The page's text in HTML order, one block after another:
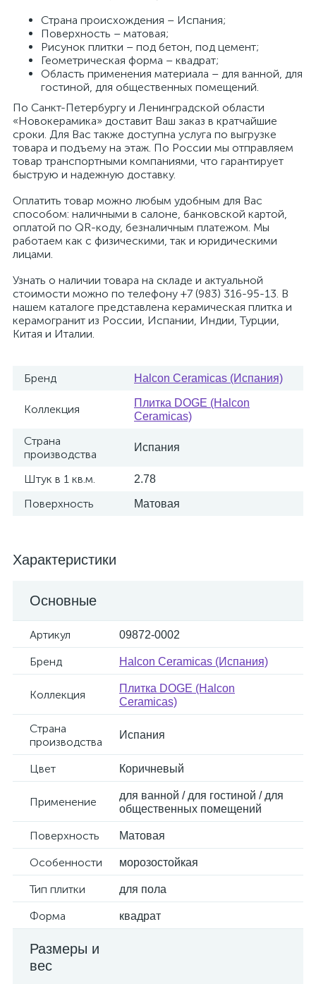
Страна происхождения – Испания;
Поверхность – матовая;
Рисунок плитки – под бетон, под цемент;
Геометрическая форма – квадрат;
Область применения материала – для ванной, для
гостиной, для общественных помещений.
По Санкт-Петербургу и Ленинградской области
«Новокерамика» доставит Ваш заказ в кратчайшие
сроки. Для Вас также доступна услуга по выгрузке
товара и подъему на этаж. По России мы отправляем
товар транспортными компаниями, что гарантирует
быструю и надежную доставку.
Оплатить товар можно любым удобным для Вас
способом: наличными в салоне, банковской картой,
оплатой по QR-коду, безналичным платежом. Мы
работаем как с физическими, так и юридическими
лицами.
Узнать о наличии товара на складе и актуальной
стоимости можно по телефону +7 (983) 316-95-13. В
нашем каталоге представлена керамическая плитка и
керамогранит из России, Испании, Индии, Турции,
Китая и Италии.
Бренд Halcon Ceramicas (Испания)
Коллекция
Плитка DOGE (Halcon
Ceramicas)
Страна
производства
Испания
Штук в 1 кв.м. 2.78
Поверхность Матовая
Характеристики
Основные
Артикул 09872-0002
Бренд Halcon Ceramicas (Испания)
Коллекция
Плитка DOGE (Halcon
Ceramicas)
Страна
производства
Испания
Цвет Коричневый
Применение
для ванной / для гостиной / для
общественных помещений
Поверхность Матовая
Особенности морозостойкая
Тип плитки для пола
Форма квадрат
Размеры и
вес